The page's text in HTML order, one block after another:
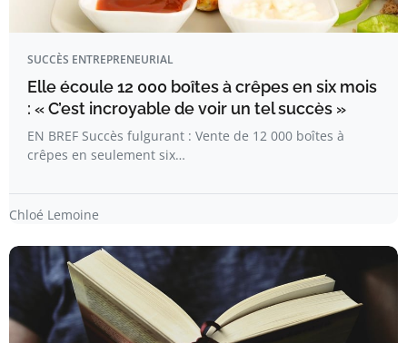
SUCCÈS ENTREPRENEURIAL
Elle écoule 12 000 boîtes à crêpes en six mois
: « C’est incroyable de voir un tel succès »
EN BREF Succès fulgurant : Vente de 12 000 boîtes à
crêpes en seulement six…
Chloé Lemoine